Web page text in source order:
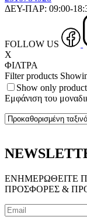
ΔΕΥ-ΠΑΡ: 09:00-
FOLLOW US
X
ΦΙΛΤΡΑ
Filter products
Show only
Εμφάνιση του
ΕΝΗΜΕΡΩΘΕΙΤΕ
ΠΡΟΣΦΟΡΕΣ &